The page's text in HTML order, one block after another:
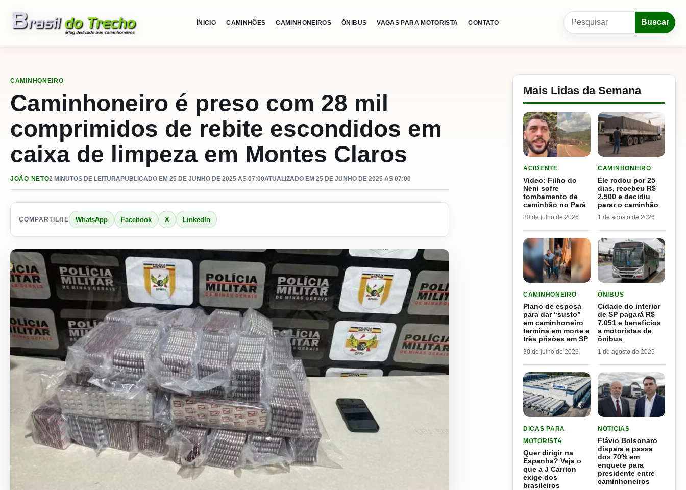
ÍNICIO CAMINHÕES CAMINHONEIROS ÔNIBUS VAGAS PARA MOTORISTA CONTATO
Pesquisar por:
Buscar
CAMINHONEIRO
Caminhoneiro é preso com 28 mil
comprimidos de rebite escondidos em
caixa de limpeza em Montes Claros
JOÃO NETO2 MINUTOS DE LEITURAPUBLICADO EM 25 DE JUNHO DE 2025 AS 07:00ATUALIZADO EM 25 DE JUNHO DE 2025 AS 07:00
COMPARTILHE WhatsApp Facebook X LinkedIn
Mais Lidas da Semana
ACIDENTE
Video: Filho do
Neni sofre
tombamento de
caminhão no Pará
30 de julho de 2026
CAMINHONEIRO
Ele rodou por 25
dias, recebeu R$
2.500 e decidiu
parar o caminhão
1 de agosto de 2026
CAMINHONEIRO
Plano de esposa
para dar “susto”
em caminhoneiro
termina em morte e
três prisões em SP
30 de julho de 2026
ÔNIBUS
Cidade do interior
de SP pagará R$
7.051 e benefícios
a motoristas de
ônibus
1 de agosto de 2026
DICAS PARA
MOTORISTA
Quer dirigir na
Espanha? Veja o
que a J Carrion
exige dos
brasileiros
NOTICIAS
Flávio Bolsonaro
dispara e passa
dos 70% em
enquete para
presidente entre
caminhoneiros